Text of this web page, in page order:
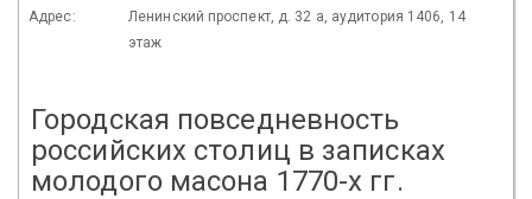
Адрес:
Ленинский проспект, д. 32 а, аудитория 1406, 14
этаж
Городская повседневность
российских столиц в записках
молодого масона 1770-х гг.